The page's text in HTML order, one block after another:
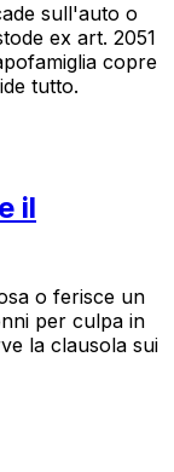
sull'auto o
ex art. 2051
copre
tutto.
il
o ferisce un
per culpa in
la clausola sui